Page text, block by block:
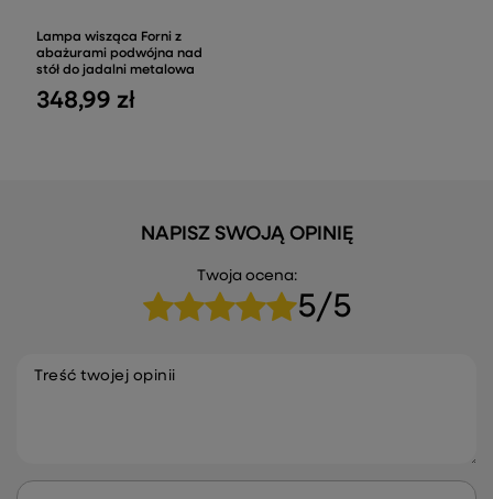
Lampa wisząca Forni z
abażurami podwójna nad
stół do jadalni metalowa
348,99 zł
NAPISZ SWOJĄ OPINIĘ
Twoja ocena:
5/5
Treść twojej opinii